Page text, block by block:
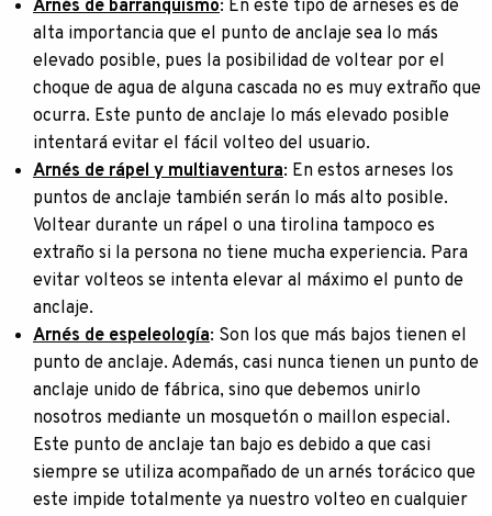
Arnés de barranquismo: En este tipo de arneses es de
alta importancia que el punto de anclaje sea lo más
elevado posible, pues la posibilidad de voltear por el
choque de agua de alguna cascada no es muy extraño que
ocurra. Este punto de anclaje lo más elevado posible
intentará evitar el fácil volteo del usuario.
Arnés de rápel y multiaventura: En estos arneses los
puntos de anclaje también serán lo más alto posible.
Voltear durante un rápel o una tirolina tampoco es
extraño si la persona no tiene mucha experiencia. Para
evitar volteos se intenta elevar al máximo el punto de
anclaje.
Arnés de espeleología: Son los que más bajos tienen el
punto de anclaje. Además, casi nunca tienen un punto de
anclaje unido de fábrica, sino que debemos unirlo
nosotros mediante un mosquetón o maillon especial.
Este punto de anclaje tan bajo es debido a que casi
siempre se utiliza acompañado de un arnés torácico que
este impide totalmente ya nuestro volteo en cualquier